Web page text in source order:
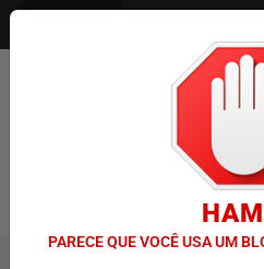
PARECE QUE VOCÊ USA UM